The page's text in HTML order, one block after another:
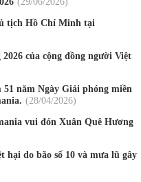
tịch Hồ Chí Minh tại
của cộng đồng người Việt
năm Ngày Giải phóng miền
28/04/2026
vui đón Xuân Quê Hương
hại do bão số 10 và mưa lũ gây